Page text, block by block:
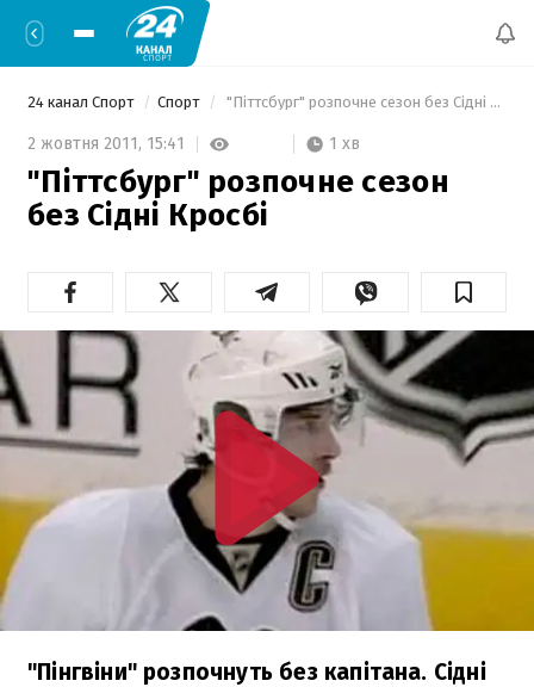
24 канал Спорт Спорт "Піттсбург" розпочне сезон без Сідні Кросбі
2 жовтня 2011, 15:41 1 хв
"Піттсбург" розпочне сезон
без Сідні Кросбі
"Пінгвіни" розпочнуть без капітана. Сідні